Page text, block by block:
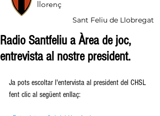
llorenç
Sant Feliu de Llobregat
Radio Santfeliu a Àrea de joc,
entrevista al nostre president.
Ja pots escoltar l'entervista al president del CHSL
fent clic al següent enllaç: